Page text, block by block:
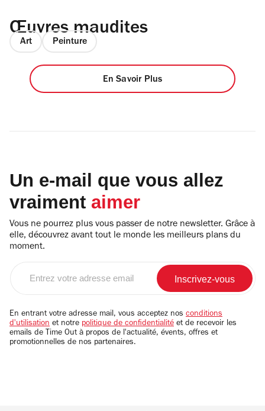
Œuvres maudites
Art Peinture
En Savoir Plus
Un e-mail que vous allez
vraiment aimer
Vous ne pourrez plus vous passer de notre newsletter. Grâce à
elle, découvrez avant tout le monde les meilleurs plans du
moment.
email
En entrant votre adresse mail, vous acceptez nos conditions
d'utilisation et notre politique de confidentialité et de recevoir les
emails de Time Out à propos de l'actualité, évents, offres et
promotionnelles de nos partenaires.